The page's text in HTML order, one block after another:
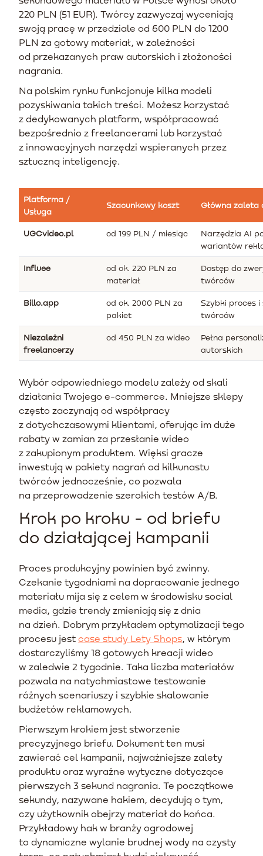
220 PLN (51 EUR). Twórcy zazwyczaj wyceniają
swoją pracę w przedziale od 600 PLN do 1200
PLN za gotowy materiał, w zależności
od przekazanych praw autorskich i złożoności
nagrania.
Na polskim rynku funkcjonuje kilka modeli
pozyskiwania takich treści. Możesz korzystać
z dedykowanych platform, współpracować
bezpośrednio z freelancerami lub korzystać
z innowacyjnych narzędzi wspieranych przez
sztuczną inteligencję.
Platforma /
Usługa
Szacunkowy koszt Główna
UGCvideo.pl od 199 PLN / miesiąc
Narzędzia AI
wariantów
Influee
od ok. 220 PLN za
materiał
Dostęp do
twórców
Billo.app
od ok. 2000 PLN za
pakiet
Szybki proces
twórców
Niezależni
freelancerzy
od 450 PLN za wideo
Pełna
autorskich
Wybór odpowiedniego modelu zależy od skali
działania Twojego e-commerce. Mniejsze sklepy
często zaczynają od współpracy
z dotychczasowymi klientami, oferując im duże
rabaty w zamian za przesłanie wideo
z zakupionym produktem. Więksi gracze
inwestują w pakiety nagrań od kilkunastu
twórców jednocześnie, co pozwala
na przeprowadzenie szerokich testów A/B.
Krok po kroku - od briefu
do działającej kampanii
Proces produkcyjny powinien być zwinny.
Czekanie tygodniami na dopracowanie jednego
materiału mija się z celem w środowisku social
media, gdzie trendy zmieniają się z dnia
na dzień. Dobrym przykładem optymalizacji tego
procesu jest case study Lety Shops , w którym
dostarczyliśmy 18 gotowych kreacji wideo
w zaledwie 2 tygodnie. Taka liczba materiałów
pozwala na natychmiastowe testowanie
różnych scenariuszy i szybkie skalowanie
budżetów reklamowych.
Pierwszym krokiem jest stworzenie
precyzyjnego briefu. Dokument ten musi
zawierać cel kampanii, najważniejsze zalety
produktu oraz wyraźne wytyczne dotyczące
pierwszych 3 sekund nagrania. Te początkowe
sekundy, nazywane hakiem, decydują o tym,
czy użytkownik obejrzy materiał do końca.
Przykładowy hak w branży ogrodowej
to dynamiczne wylanie brudnej wody na czysty